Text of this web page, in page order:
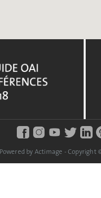
Powered by Actimage - Copyright